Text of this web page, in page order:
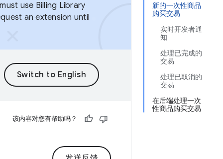
新的一次性商品
购买交易
实时开发者通
知
处理已完成的
交易
处理已取消的
交易
在后端处理一次
性商品购买交易
use Billing Library
an extension until
该内容对您有帮助吗？